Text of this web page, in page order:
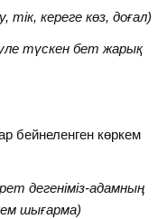
тік, кереге көз, доғал)
түскен бет жарық
бейнеленген көркем
дегеніміз-адамның
шығарма)